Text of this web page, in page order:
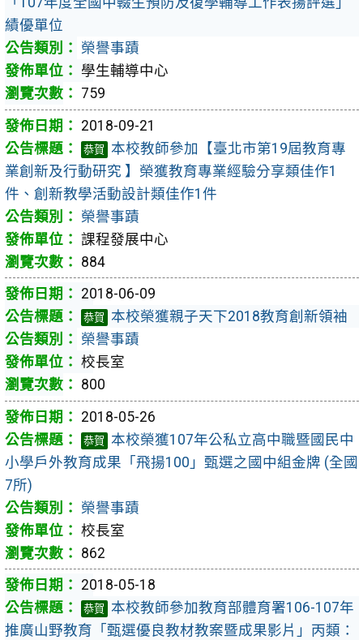
績優單位
榮譽事蹟
學生輔導中心
759
2018-09-21
恭賀
本校教師參加【臺北市第19屆教育專
業創新及行動研究 】榮獲教育專業經驗分享類佳作1
件、創新教學活動設計類佳作1件
榮譽事蹟
課程發展中心
884
2018-06-09
恭賀
本校榮獲親子天下2018教育創新領袖
榮譽事蹟
校長室
800
2018-05-26
恭賀
本校榮獲107年公私立高中職暨國民中
小學戶外教育成果「飛揚100」甄選之國中組金牌 (全國
7所)
榮譽事蹟
校長室
862
2018-05-18
恭賀
本校教師參加教育部體育署106-107年
推廣山野教育「甄選優良教材教案暨成果影片」丙類：